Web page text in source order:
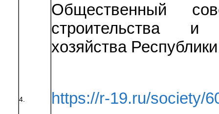
4.
Общественный
строительства и
хозяйства
https://r-19.ru/society/